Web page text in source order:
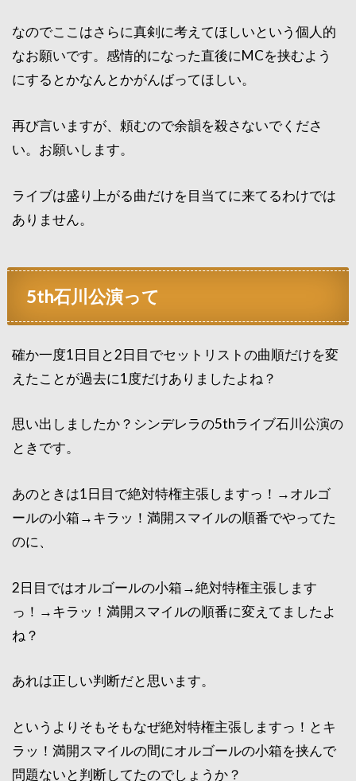
なのでここはさらに真剣に考えてほしいという個人的
なお願いです。感情的になった直後にMCを挟むよう
にするとかなんとかがんばってほしい。
再び言いますが、頼むので余韻を殺さないでくださ
い。お願いします。
ライブは盛り上がる曲だけを目当てに来てるわけでは
ありません。
5th石川公演って
確か一度1日目と2日目でセットリストの曲順だけを変
えたことが過去に1度だけありましたよね？
思い出しましたか？シンデレラの5thライブ石川公演の
ときです。
あのときは1日目で絶対特権主張しますっ！→オルゴ
ールの小箱→キラッ！満開スマイルの順番でやってた
のに、
2日目ではオルゴールの小箱→絶対特権主張します
っ！→キラッ！満開スマイルの順番に変えてましたよ
ね？
あれは正しい判断だと思います。
というよりそもそもなぜ絶対特権主張しますっ！とキ
ラッ！満開スマイルの間にオルゴールの小箱を挟んで
問題ないと判断してたのでしょうか？